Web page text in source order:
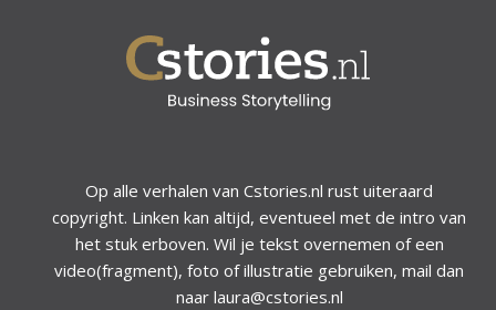
Op alle verhalen van Cstories.nl rust uiteraard
copyright. Linken kan altijd, eventueel met de intro van
het stuk erboven. Wil je tekst overnemen of een
video(fragment), foto of illustratie gebruiken, mail dan
naar laura@cstories.nl